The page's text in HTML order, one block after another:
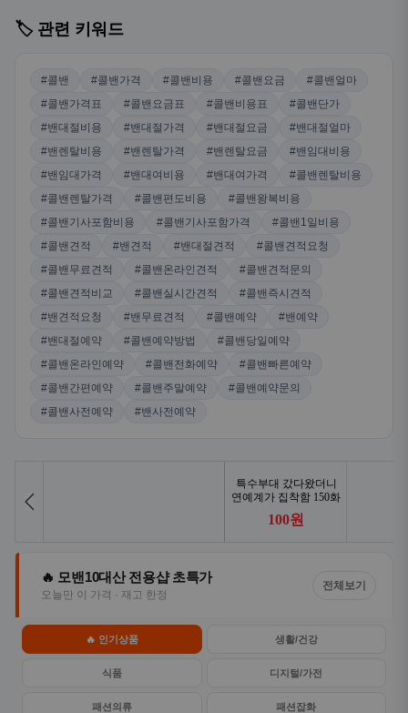
🏷️ 관련 키워드
#콜밴 #콜밴가격 #콜밴비용 #콜밴요금
#콜밴얼마
#콜밴가격표
#콜밴요금표 #콜밴비용표
#콜밴단가
#밴대절비용
#밴대절가격 #밴대절요금
#밴대절얼마
#밴렌탈비용
#밴렌탈가격 #밴렌탈요금
#밴임대비용
#밴임대가격
#밴대여비용 #밴대여가격
#콜밴렌탈비용
#콜밴렌탈가격
#콜밴편도비용
#콜밴왕복비용
#콜밴기사포함비용
#콜밴기사포함가격
#콜밴1일비용
#콜밴견적
#밴견적 #밴대절견적
#콜밴견적요청
#콜밴무료견적
#콜밴온라인견적
#콜밴견적문의
#콜밴견적비교
#콜밴실시간견적
#콜밴즉시견적
#밴견적요청
#밴무료견적 #콜밴예약
#밴예약
#밴대절예약
#콜밴예약방법
#콜밴당일예약
#콜밴온라인예약
#콜밴전화예약
#콜밴빠른예약
#콜밴간편예약
#콜밴주말예약
#콜밴예약문의
#콜밴사전예약
#밴사전예약
🔥 모밴10대산 전용샵 초특가
오늘만 이 가격 · 재고 한정
전체보기
🔥 인기상품 생활/건강
식품 디지털/가전
패션의류 패션잡화